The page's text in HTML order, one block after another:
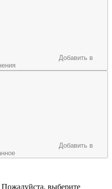
Добавить в
Добавить в
Пожалуйста, выберите